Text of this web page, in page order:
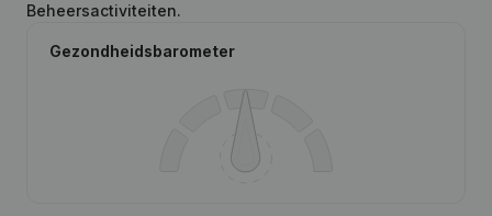
Beheersactiviteiten.
Gezondheidsbarometer